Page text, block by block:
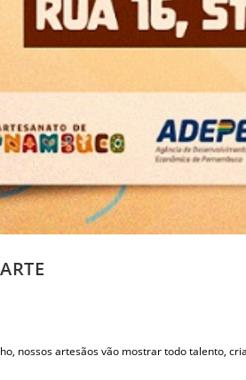
nossos artesãos vão mostrar todo talento,